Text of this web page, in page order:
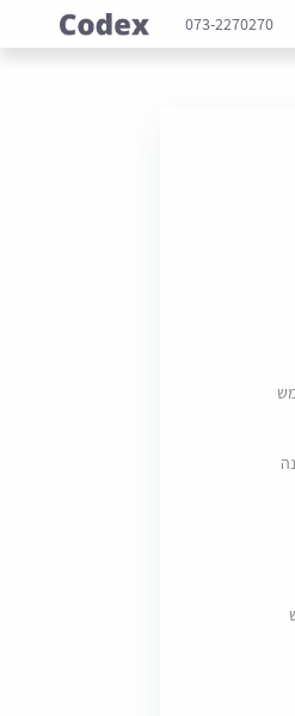
073-2270270